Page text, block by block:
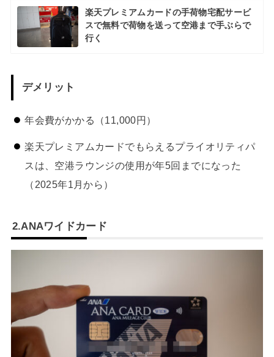
楽天プレミアムカードの手荷物宅配サービ
スで無料で荷物を送って空港まで手ぶらで
行く
デメリット
年会費がかかる（11,000円）
楽天プレミアムカードでもらえるプライオリティパ
スは、空港ラウンジの使用が年5回までになった
（2025年1月から）
2.ANAワイドカード